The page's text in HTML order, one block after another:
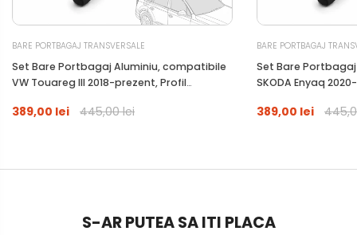
BARE PORTBAGAJ TRANSVERSALE
Set Bare Portbagaj Aluminiu, compatibile
VW Touareg III 2018-prezent, Profil
Cheie, Garnituri, Sarcina 90 Kg
389,00 lei 445,00 lei
BARE PORTBAGAJ
Set Bare
SKODA Enyaq
Cheie, Garnituri,
389,00 lei
S-AR PUTEA SA ITI PLACA